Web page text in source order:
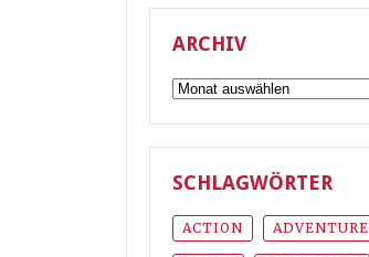
ARCHIV
Archiv
SCHLAGWÖRTER
ACTION ADVENTURE